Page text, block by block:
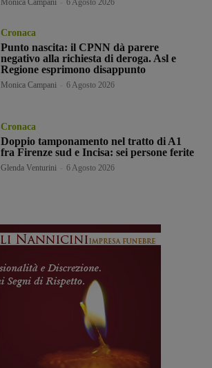
Monica Campani 6 Agosto 2026
Cronaca
Punto nascita: il CPNN dà parere
negativo alla richiesta di deroga. Asl e
Regione esprimono disappunto
Monica Campani 6 Agosto 2026
Cronaca
Doppio tamponamento nel tratto di A1
fra Firenze sud e Incisa: sei persone ferite
Glenda Venturini 6 Agosto 2026